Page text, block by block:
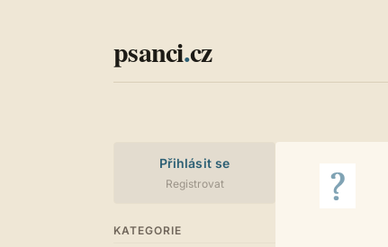
psanci.cz
Přihlásit se
Registrovat
KATEGORIE